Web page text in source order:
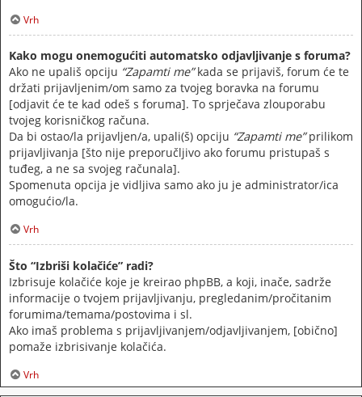
Vrh
Kako mogu onemogućiti automatsko odjavljivanje s foruma?
Ako ne upališ opciju “Zapamti me”kada se prijaviš, forum će te
držati prijavljenim/om samo za tvojeg boravka na forumu
[odjavit će te kad odeš s foruma]. To sprječava zlouporabu
tvojeg korisničkog računa.
Da bi ostao/la prijavljen/a, upali(š) opciju “Zapamti me”prilikom
prijavljivanja [što nije preporučljivo ako forumu pristupaš s
tuđeg, a ne sa svojeg računala].
Spomenuta opcija je vidljiva samo ako ju je administrator/ica
omogućio/la.
Vrh
Što “Izbriši kolačiće” radi?
Izbrisuje kolačiće koje je kreirao phpBB, a koji, inače, sadrže
informacije o tvojem prijavljivanju, pregledanim/pročitanim
forumima/temama/postovima i sl.
Ako imaš problema s prijavljivanjem/odjavljivanjem, [obično]
pomaže izbrisivanje kolačića.
Vrh